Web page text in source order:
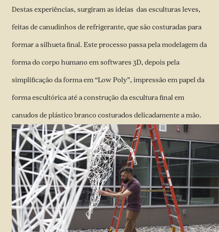
Destas experiências, surgiram as ideias das esculturas leves,
feitas de canudinhos de refrigerante, que são costuradas para
formar a silhueta final. Este processo passa pela modelagem da
forma do corpo humano em softwares 3D, depois pela
simplificação da forma em “Low Poly”, impressão em papel da
forma escultórica até a construção da escultura final em
canudos de plástico branco costurados delicadamente a mão.